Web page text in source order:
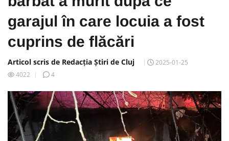
garajul în care locuia a fost
cuprins de flăcări
Articol scris de Redacția Știri de Cluj
2025-01-25
4022
4